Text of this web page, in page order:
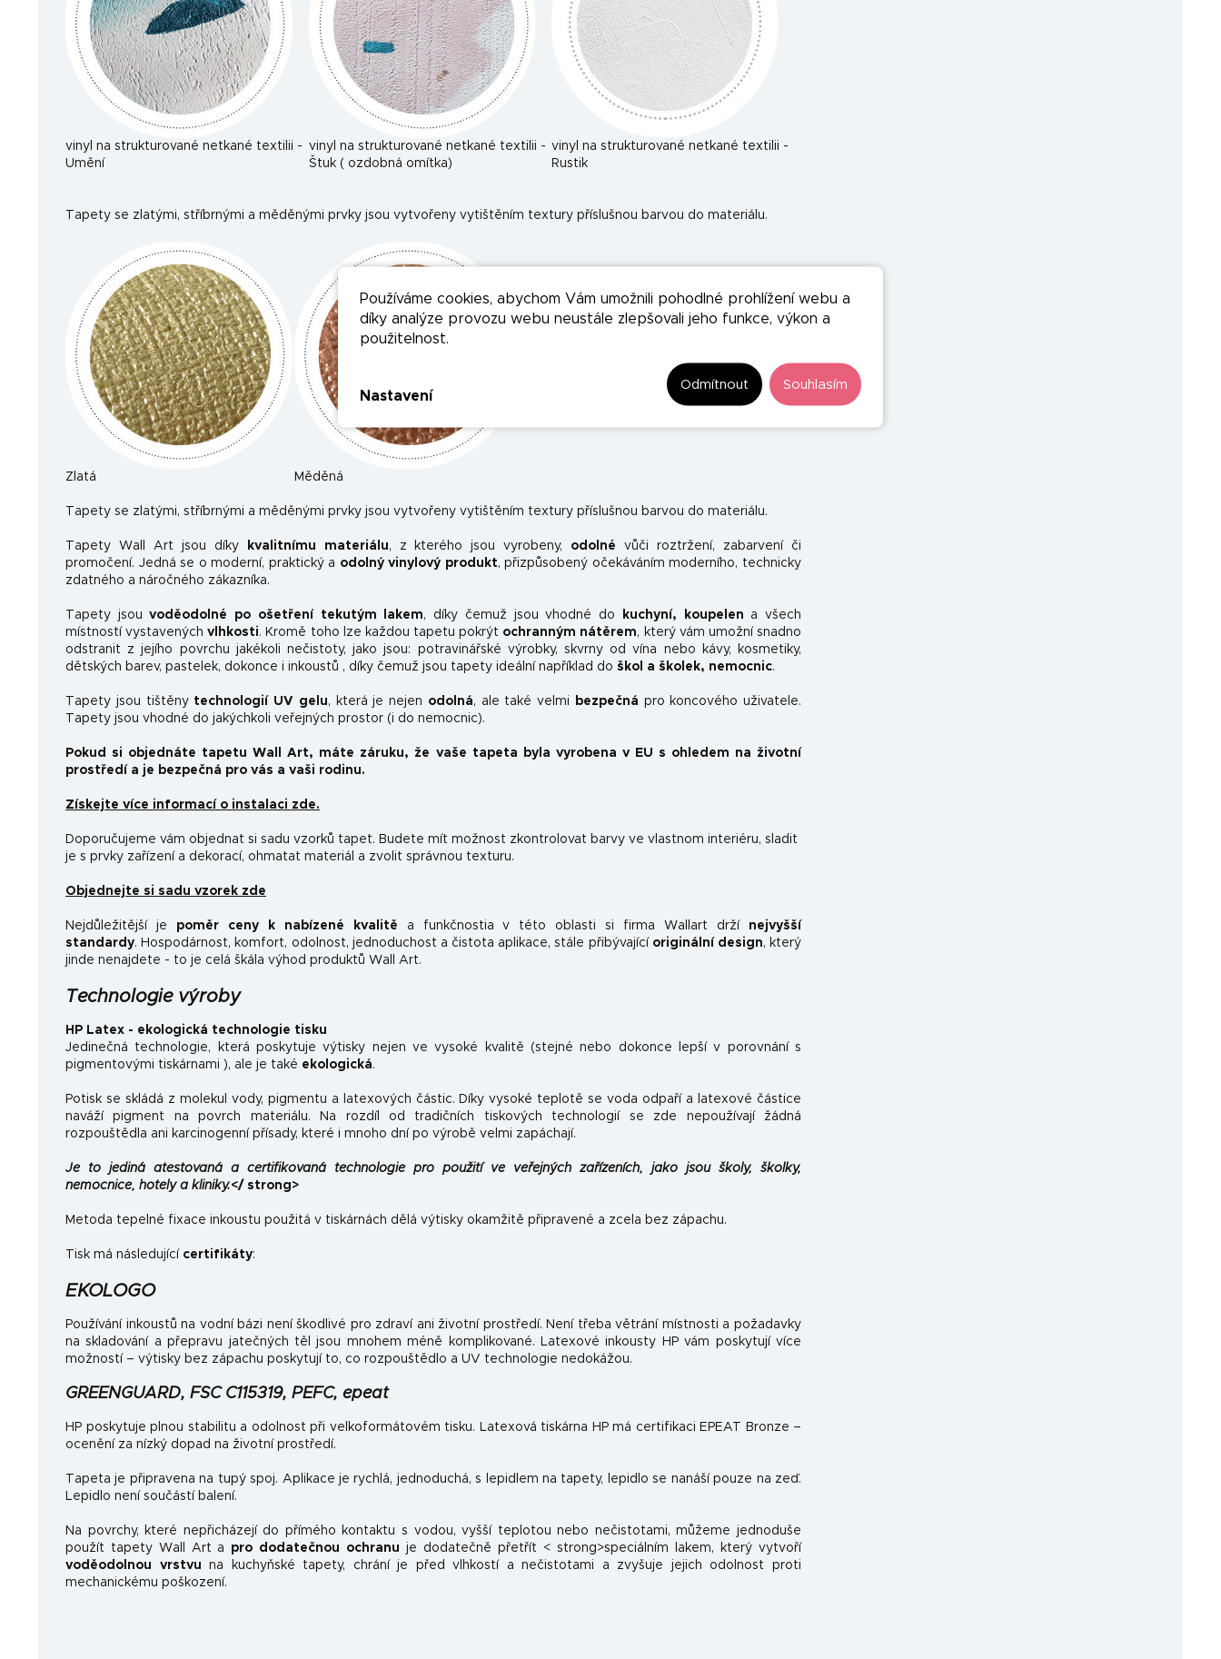
Používáme cookies, abychom Vám umožnili pohodlné prohlížení webu a
díky analýze provozu webu neustále zlepšovali jeho funkce, výkon a
použitelnost.
Nastavení
Odmítnout Souhlasím
vinyl na strukturované netkané textilii -
Umění
vinyl na strukturované netkané textilii -
Štuk ( ozdobná omítka)
vinyl na strukturované netkané textilii -
Rustik
Tapety se zlatými, stříbrnými a měděnými prvky jsou vytvořeny vytištěním textury příslušnou barvou do materiálu.
Zlatá Měděná
Tapety se zlatými, stříbrnými a měděnými prvky jsou vytvořeny vytištěním textury příslušnou barvou do materiálu.
Tapety Wall Art jsou díky kvalitnímu materiálu, z kterého jsou vyrobeny, odolné vůči roztržení, zabarvení či
promočení. Jedná se o moderní, praktický a odolný vinylový produkt, přizpůsobený očekáváním moderního, technicky
zdatného a náročného zákazníka.
Tapety jsouvoděodolné po ošetření tekutým lakem, díky čemuž jsou vhodné do kuchyní, koupelen a všech
místností vystavenýchvlhkosti. Kromě toho lze každou tapetu pokrýt ochranným nátěrem, který vám umožní snadno
odstranit z jejího povrchu jakékoli nečistoty, jako jsou: potravinářské výrobky, skvrny od vína nebo kávy, kosmetiky,
dětských barev, pastelek, dokonce i inkoustů , díky čemuž jsou tapety ideální například do škol a školek, nemocnic.
Tapety jsou tištěny technologií UV gelu, která je nejen odolná, ale také velmi bezpečná pro koncového uživatele.
Tapety jsou vhodné do jakýchkoli veřejných prostor (i do nemocnic).
Pokud si objednáte tapetu Wall Art, máte záruku, že vaše tapeta byla vyrobena v EU s ohledem na životní
prostředí a je bezpečná pro vás a vaši rodinu.
Získejte více informací o instalaci zde.
Doporučujeme vám objednat si sadu vzorků tapet. Budete mít možnost zkontrolovat barvy ve vlastnom interiéru, sladit
je s prvky zařízení a dekorací, ohmatat materiál a zvolit správnou texturu.
Objednejte si sadu vzorek zde
Nejdůležitější je poměr ceny k nabízené kvalitě a funkčnostia v této oblasti si firma Wallart drží nejvyšší
standardy. Hospodárnost, komfort, odolnost, jednoduchost a čistota aplikace, stále přibývající originální design, který
jinde nenajdete - to je celá škála výhod produktů Wall Art.
Technologie výroby
HP Latex - ekologická technologie tisku
Jedinečná technologie, která poskytuje výtisky nejen ve vysoké kvalitě (stejné nebo dokonce lepší v porovnání s
pigmentovými tiskárnami ), ale je také ekologická.
Potisk se skládá z molekul vody, pigmentu a latexových částic. Díky vysoké teplotě se voda odpaří a latexové částice
naváží pigment na povrch materiálu. Na rozdíl od tradičních tiskových technologií se zde nepoužívají žádná
rozpouštědla ani karcinogenní přísady, které i mnoho dní po výrobě velmi zapáchají.
Je to jediná atestovaná a certifikovaná technologie pro použití ve veřejných zařízeních, jako jsou školy, školky,
nemocnice, hotely a kliniky.</ strong>
Metoda tepelné fixace inkoustu použitá v tiskárnách dělá výtisky okamžitě připravené a zcela bez zápachu.
Tisk má následující certifikáty:
EKOLOGO
Používání inkoustů na vodní bázi není škodlivé pro zdraví ani životní prostředí. Není třeba větrání místnosti a požadavky
na skladování a přepravu jatečných těl jsou mnohem méně komplikované. Latexové inkousty HP vám poskytují více
možností – výtisky bez zápachu poskytují to, co rozpouštědlo a UV technologie nedokážou.
GREENGUARD, FSC C115319, PEFC, epeat
HP poskytuje plnou stabilitu a odolnost při velkoformátovém tisku. Latexová tiskárna HP má certifikaci EPEAT Bronze –
ocenění za nízký dopad na životní prostředí.
Tapeta je připravena na tupý spoj. Aplikace je rychlá, jednoduchá, s lepidlem na tapety, lepidlo se nanáší pouze na zeď.
Lepidlo není součástí balení.
Na povrchy, které nepřicházejí do přímého kontaktu s vodou, vyšší teplotou nebo nečistotami, můžeme jednoduše
použít tapety Wall Art a pro dodatečnou ochranu je dodatečně přetřít < strong>speciálním lakem, který vytvoří
voděodolnou vrstvu na kuchyňské tapety, chrání je před vlhkostí a nečistotami a zvyšuje jejich odolnost proti
mechanickému poškození.